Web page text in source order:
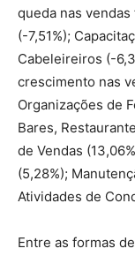
queda nas
(-7,51%);
Cabeleireiros (-
crescimento nas
Organizações de
Bares,
de Vendas
(5,28%);
Atividades de
Entre as formas